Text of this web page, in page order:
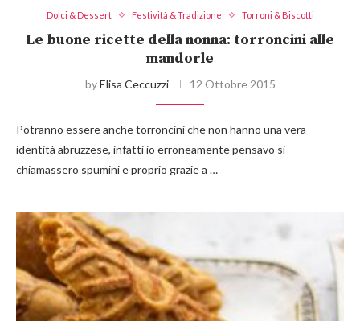
Dolci & Dessert Festività & Tradizione Torroni & Biscotti
Le buone ricette della nonna: torroncini alle
mandorle
byElisa Ceccuzzi 12 Ottobre 2015
Potranno essere anche torroncini che non hanno una vera
identità abruzzese, infatti io erroneamente pensavo si
chiamassero spumini e proprio grazie a …